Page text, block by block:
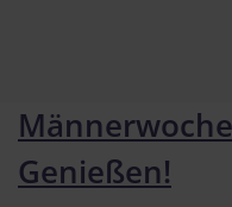
Genießen!